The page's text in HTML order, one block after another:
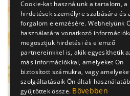
Cookie-kat használunk a tartalom, a
hirdetések személyre szabására és
forgalom elemzésére. Webhelyünk
használatára vonatkozó
megosztjuk hirdetési és elemző
partnereinkkel is, akik egyesíthetik
más információkkal, amelyeket Ön
biztosított számukra, vagy
szolgáltatásaik Ön általi
gyűjtöttek össze. Bővebben